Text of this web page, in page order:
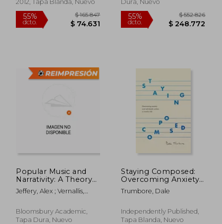
55%
dcto. $
2012, Tapa Blanda, Nuevo Dura, Nuevo
Popular Music and
Narrativity: A Theory
and History of Pop
Storyworlds (en
Jeffery, Alex ; Vernallis,
Bloomsbury Academic,
Tapa Dura, Nuevo
Staying Composed:
Overcoming Anxiety
and Self-Doubt
Within a Creative Life
Trumbore, Dale
Independently Published,
Tapa Blanda, Nuevo